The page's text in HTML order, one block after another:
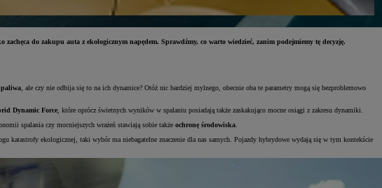
do zakupu auta z ekologicznym napędem. Sprawdźmy, co warto wiedzieć, zanim podejmiemy tę decyzję.
paliwa, ale czy nie odbija się to na ich dynamice? Otóż nic bardziej mylnego, obecnie oba te parametry mogą się bezproblemowo
Dynamic Force, które oprócz świetnych wyników w spalaniu posiadają także zaskakująco mocne osiągi z zakresu dynamiki.
spalania czy mocniejszych wrażeń stawiają sobie także ochronę środowiska.
ekologicznej, taki wybór ma niebagatelne znaczenie dla nas samych. Pojazdy hybrydowe wydają się w tym kontekście